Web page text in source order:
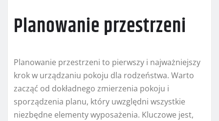
Planowanie przestrzeni
Planowanie przestrzeni to pierwszy i najważniejszy
krok w urządzaniu pokoju dla rodzeństwa. Warto
zacząć od dokładnego zmierzenia pokoju i
sporządzenia planu, który uwzględni wszystkie
niezbędne elementy wyposażenia. Kluczowe jest,